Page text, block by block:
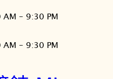
– 9:30 PM
– 9:30 PM